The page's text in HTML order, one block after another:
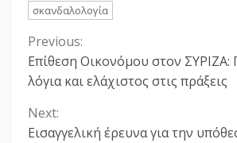
σκανδαλολογία
Continue
Reading
Previous:
Επίθεση Οικονόμου στον ΣΥΡΙΖΑ:
λόγια και ελάχιστος στις πράξεις
Next:
Εισαγγελική έρευνα για την